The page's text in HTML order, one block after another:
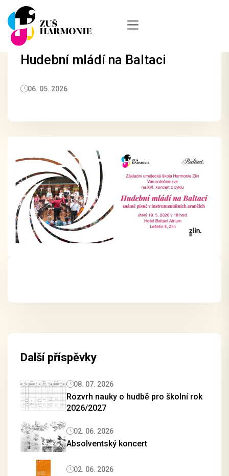
Hudební mládí na Baltaci
06. 05. 2026
Další příspěvky
08. 07. 2026
Rozvrh nauky o hudbě pro školní rok
2026/2027
02. 06. 2026
Absolventský koncert
02. 06. 2026